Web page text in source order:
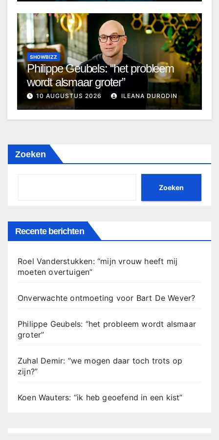
SHOWBIZZ
Philippe Geubels: “het probleem
wordt alsmaar groter”
10 AUGUSTUS 2026 ILEANA DURODIN
Zoeken
Zoeken
Recente berichten
Roel Vanderstukken: “mijn vrouw heeft mij
moeten overtuigen”
Onverwachte ontmoeting voor Bart De Wever?
Philippe Geubels: “het probleem wordt alsmaar
groter”
Zuhal Demir: “we mogen daar toch trots op
zijn?”
Koen Wauters: “ik heb geoefend in een kist”